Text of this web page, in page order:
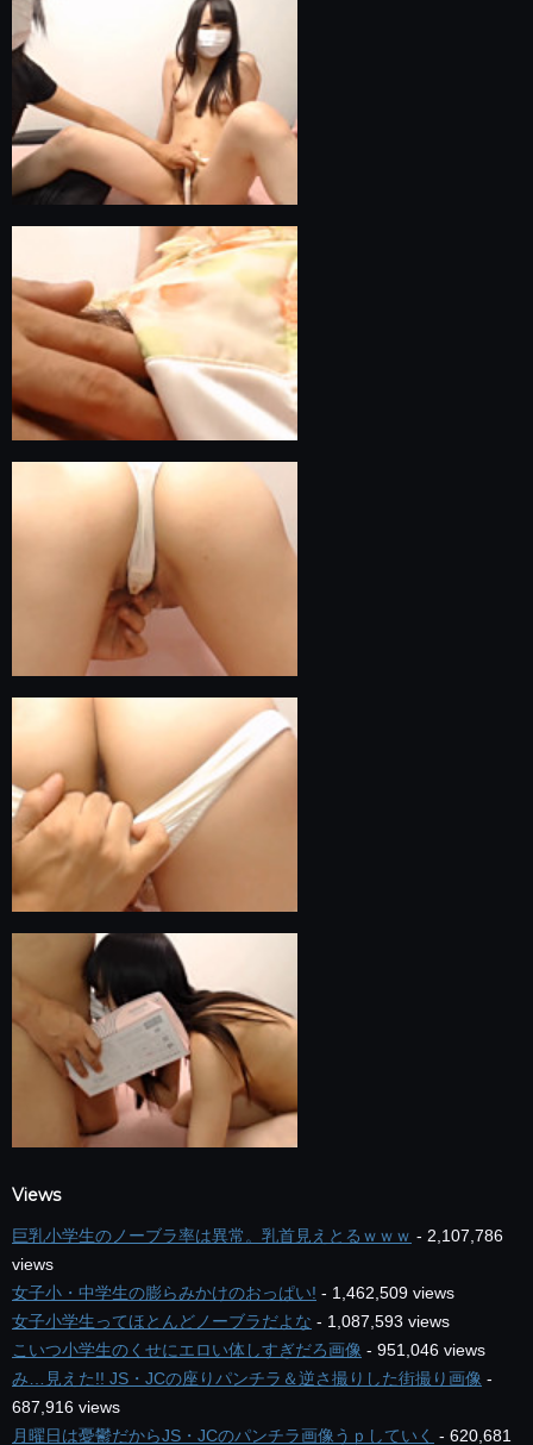
Views
巨乳小学生のノーブラ率は異常。乳首見えとるｗｗｗ - 2,107,786
views
女子小・中学生の膨らみかけのおっぱい! - 1,462,509 views
女子小学生ってほとんどノーブラだよな - 1,087,593 views
こいつ小学生のくせにエロい体しすぎだろ画像 - 951,046 views
み…見えた!! JS・JCの座りパンチラ＆逆さ撮りした街撮り画像 -
687,916 views
月曜日は憂鬱だからJS・JCのパンチラ画像うｐしていく - 620,681